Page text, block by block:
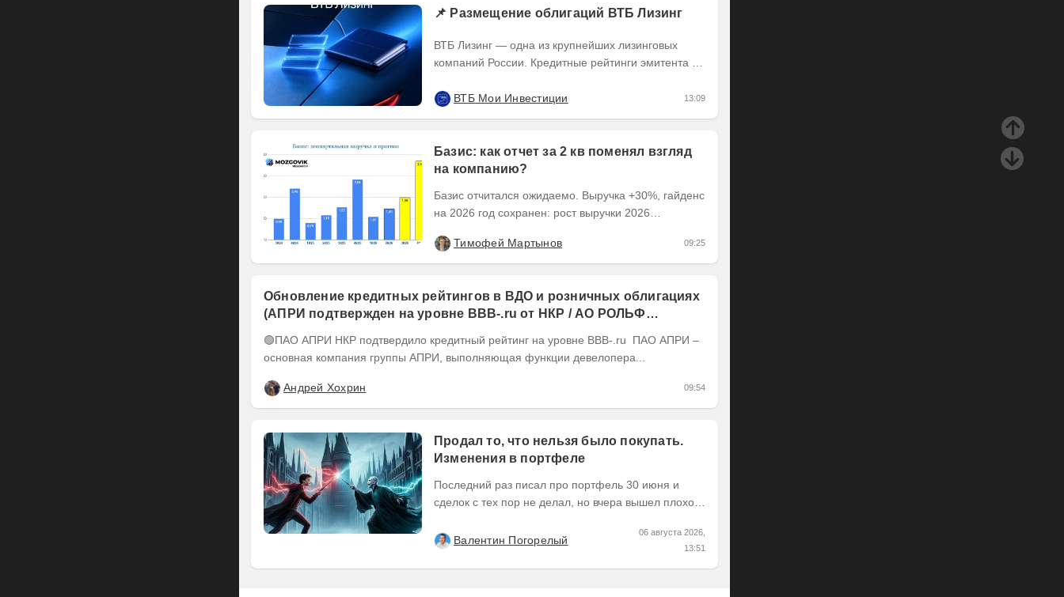
📌 Размещение облигаций ВТБ Лизинг
ВТБ Лизинг — одна из крупнейших лизинговых
компаний России. Кредитные рейтинги эмитента —
ВТБ Мои Инвестиции
13:09
Базис: как отчет за 2 кв поменял взгляд
на компанию?
Базис отчитался ожидаемо. Выручка +30%, гайденс
на 2026 год сохранен: рост выручки 2026
OIBDA 60%....
Тимофей Мартынов 09:25
Обновление кредитных рейтингов в ВДО и розничных облигациях
(АПРИ подтвержден на уровне BBB-.ru от НКР / АО РОЛЬФ
🟢ПАО АПРИ НКР подтвердило кредитный рейтинг на уровне BBB-.ru ПАО АПРИ –
основная компания группы АПРИ, выполняющая функции девелопера...
Андрей Хохрин 09:54
Продал то, что нельзя было покупать.
Изменения в портфеле
Последний раз писал про портфель 30 июня и
сделок с тех пор не делал, но вчера вышел плохой
Валентин Погорелый
06 августа 2026,
13:51